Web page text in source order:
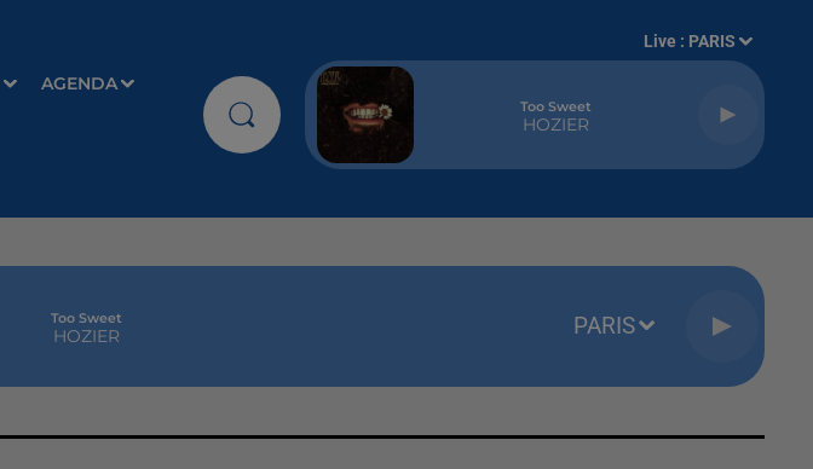
AGENDA
Live : PARIS
Too Sweet
HOZIER
Too Sweet
HOZIER PARIS